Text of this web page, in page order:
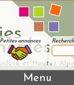
et Hautes
Petites annonces
Menu